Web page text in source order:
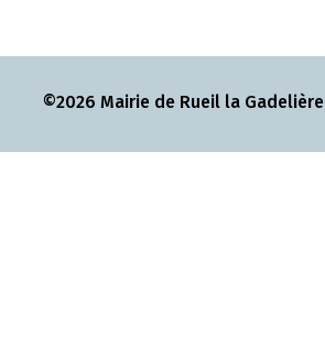
©2026 Mairie de Rueil la Gadelière